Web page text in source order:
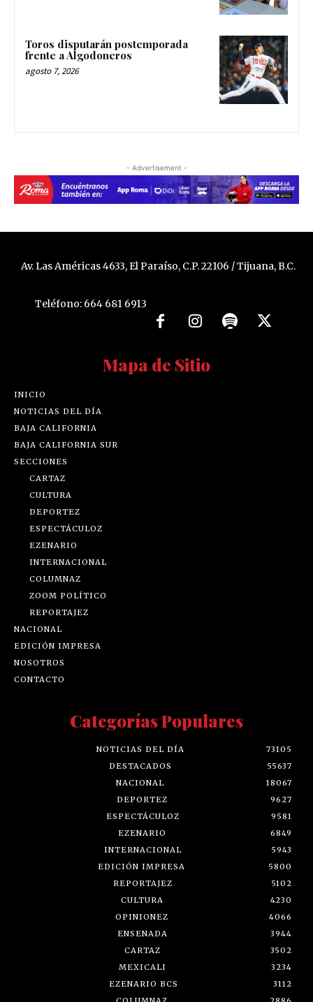
Toros disputarán postemporada
frente a Algodoneros
agosto 7, 2026
- Advertisement -
Av. Las Américas 4633, El Paraíso, C.P. 22106 / Tijuana, B.C.
Teléfono: 664 681 6913
Mapa de Sitio
INICIO
NOTICIAS DEL DÍA
BAJA CALIFORNIA
BAJA CALIFORNIA SUR
SECCIONES
CARTAZ
CULTURA
DEPORTEZ
ESPECTÁCULOZ
EZENARIO
INTERNACIONAL
COLUMNAZ
ZOOM POLÍTICO
REPORTAJEZ
NACIONAL
EDICIÓN IMPRESA
NOSOTROS
CONTACTO
Categorías Populares
NOTICIAS DEL DÍA
73105
DESTACADOS
55637
NACIONAL
18067
DEPORTEZ
9627
ESPECTÁCULOZ
9581
EZENARIO
6849
INTERNACIONAL
5943
EDICIÓN IMPRESA
5800
REPORTAJEZ
5102
CULTURA
4230
OPINIONEZ
4066
ENSENADA
3944
CARTAZ
3502
MEXICALI
3234
EZENARIO BCS
3112